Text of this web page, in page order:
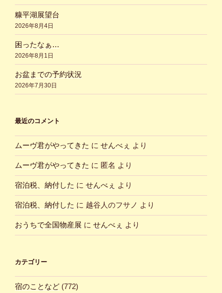
糠平湖展望台
2026年8月4日
困ったなぁ…
2026年8月1日
お盆までの予約状況
2026年7月30日
最近のコメント
ムーヴ君がやってきた に せんべぇ より
ムーヴ君がやってきた に 匿名 より
宿泊税、納付した に せんべぇ より
宿泊税、納付した に 越谷人のフサノ より
おうちで全国物産展 に せんべぇ より
カテゴリー
宿のことなど (772)